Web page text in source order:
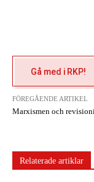
Gå med i RKP!
FÖREGÅENDE ARTIKEL
Marxismen och
Relaterade artiklar